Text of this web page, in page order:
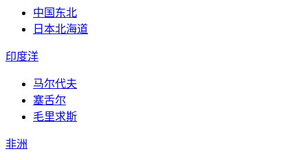
中国东北
日本北海道
印度洋
马尔代夫
塞舌尔
毛里求斯
非洲